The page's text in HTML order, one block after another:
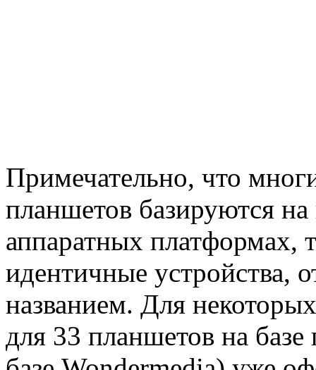
Примечательно, что
планшетов базируются
аппаратных платформах,
идентичные устройства,
названием. Для
для 33 планшетов на